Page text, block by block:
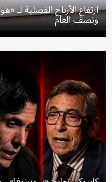
ارتفاع الأرباح الفصلية لـ
ونصف العام